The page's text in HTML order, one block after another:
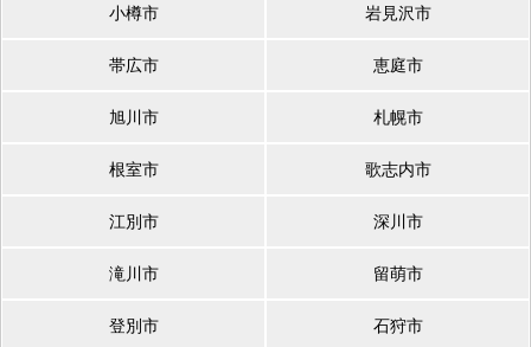
小樽市 岩見沢市
帯広市 恵庭市
旭川市 札幌市
根室市 歌志内市
江別市 深川市
滝川市 留萌市
登別市 石狩市